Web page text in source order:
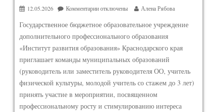
12.05.2026 Комментарииотключены Алена Рябова
Государственное бюджетное образовательное учреждение
дополнительного профессионального образования
«Институт развития образования» Краснодарского края
приглашает команды муниципальных образований
(руководитель или заместитель руководителя ОО, учитель
физической культуры, молодой учитель со стажем до 3 лет)
принять участие в мероприятии, посвященном
профессиональному росту и стимулированию интереса